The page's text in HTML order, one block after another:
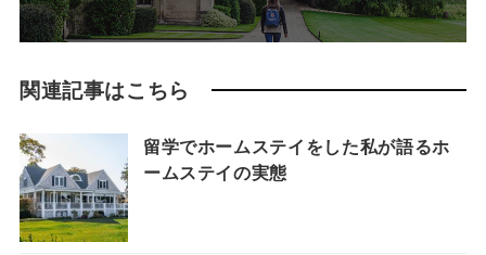
関連記事はこちら
留学でホームステイをした私が語るホ
ームステイの実態